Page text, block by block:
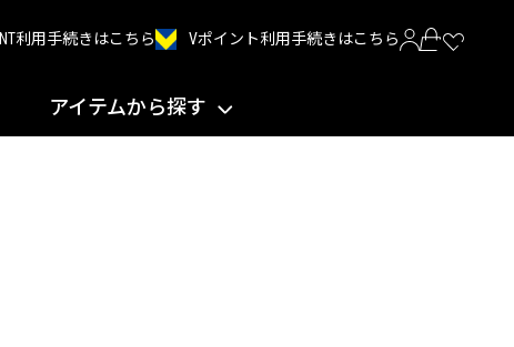
利用手続きはこちら Vポイント利用手続きはこちら
アイテムから探す